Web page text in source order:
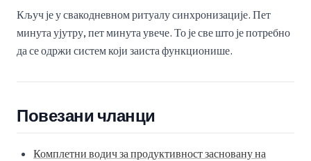
Кључ је у свакодневном ритуалу синхронизације. Пет
минута ујутру, пет минута увече. То је све што је потребно
да се одржи систем који заиста функционише.
Повезани чланци
Комплетни водич за продуктивност засновану на